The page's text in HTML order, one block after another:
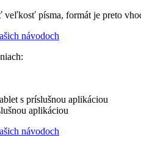
veľkosť písma, formát je preto
návodoch
s príslušnou aplikáciou
aplikáciou
návodoch